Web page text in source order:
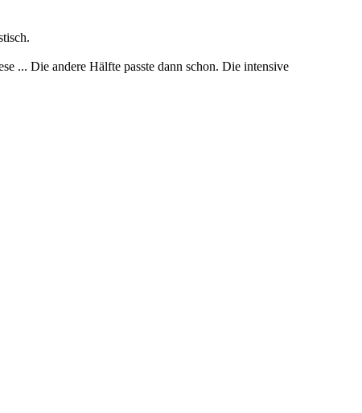
... Die andere Hälfte passte dann schon. Die intensive